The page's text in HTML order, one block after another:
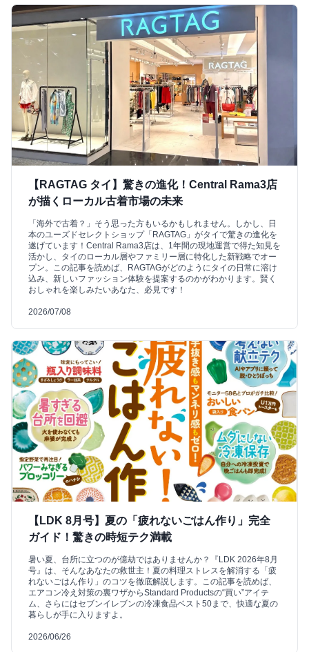
【RAGTAG タイ】驚きの進化！Central Rama3店
が描くローカル古着市場の未来
「海外で古着？」そう思った方もいるかもしれません。しかし、日
本のユーズドセレクトショップ「RAGTAG」がタイで驚きの進化を
遂げています！Central Rama3店は、1年間の現地運営で得た知見を
活かし、タイのローカル層やファミリー層に特化した新戦略でオー
プン。この記事を読めば、RAGTAGがどのようにタイの日常に溶け
込み、新しいファッション体験を提案するのかがわかります。賢く
おしゃれを楽しみたいあなた、必見です！
2026/07/08
【LDK 8月号】夏の「疲れないごはん作り」完全
ガイド！驚きの時短テク満載
暑い夏、台所に立つのが億劫ではありませんか？『LDK 2026年8月
号』は、そんなあなたの救世主！夏の料理ストレスを解消する「疲
れないごはん作り」のコツを徹底解説します。この記事を読めば、
エアコン冷え対策の裏ワザからStandard Productsの“買い”アイテ
ム、さらにはセブンイレブンの冷凍食品ベスト50まで、快適な夏の
暮らしが手に入りますよ。
2026/06/26